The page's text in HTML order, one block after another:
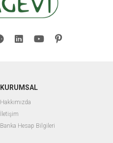
KURUMSAL
Hakkımızda
İletişim
Banka Hesap Bilgileri